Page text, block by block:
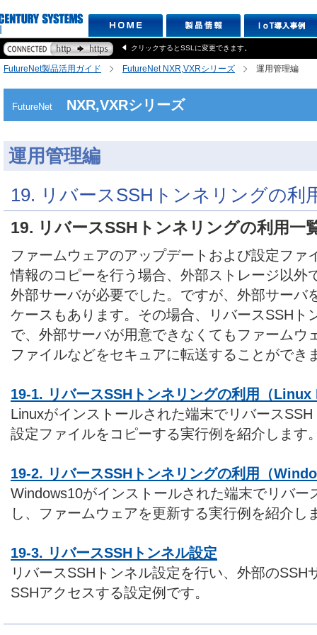
クリックするとSSLに変更できます。
FutureNet製品活用ガイド FutureNet NXR,VXRシリーズ 運用管理編
FutureNet NXR,VXRシリーズ
運用管理編
19. リバースSSHトンネリングの利
19. リバースSSHトンネリングの利用一
ファームウェアのアップデートおよび設定ファ
情報のコピーを行う場合、外部ストレージ以外
外部サーバが必要でした。ですが、外部サーバ
ケースもあります。その場合、リバースSSHト
で、外部サーバが用意できなくてもファームウ
ファイルなどをセキュアに転送することができ
19-1. リバースSSHトンネリングの利用（Linux
Linuxがインストールされた端末でリバース
設定ファイルをコピーする実行例を紹介します
19-2. リバースSSHトンネリングの利用（
Windows10がインストールされた端末でリバー
し、ファームウェアを更新する実行例を紹介し
19-3. リバースSSHトンネル設定
リバースSSHトンネル設定を行い、外部のSSH
SSHアクセスする設定例です。